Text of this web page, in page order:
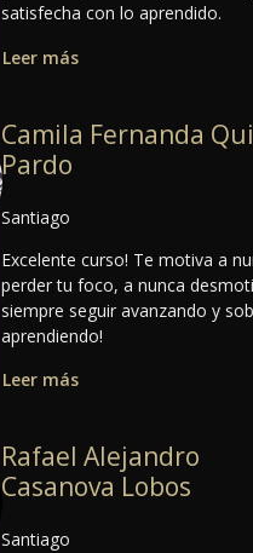
satisfecha con lo aprendido.
Leer más
Camila Fernanda
Pardo
Santiago
Excelente curso! Te motiva a
perder tu foco, a nunca
siempre seguir avanzando y
aprendiendo!
Leer más
Rafael Alejandro
Casanova Lobos
Santiago